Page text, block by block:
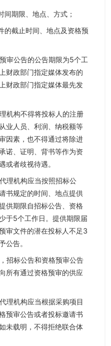
间期限、地点、方式；
的截止时间、地点及资格预
审公告的公告期限为5个工
财政部门指定媒体发布的
财政部门指定媒体最先发
机构不得将投标人的注册
业人员、利润、纳税额等
因素，也不得通过将除进
诺、证明、背书等作为资
或者歧视待遇。
理机构应当按照招标公
书规定的时间、地点提供
供期限自招标公告、资格
于5个工作日。提供期限届
审文件的潜在投标人不足3
公告。
招标公告和资格预审公告
所有通过资格预审的供应
理机构应当根据采购项目
预审公告或者投标邀请书
未载明，不得拒绝联合体